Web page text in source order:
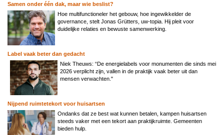
Samen onder één dak, maar wie beslist?
Hoe multifunctioneler het gebouw, hoe ingewikkelder de
governance, stelt Jonas Grütters, uw-topia. Hij pleit voor
duidelijke relaties en bewuste samenwerking.
Label vaak beter dan gedacht
Niek Theuws: “De energielabels voor monumenten die sinds mei
2026 verplicht zijn, vallen in de praktijk vaak beter uit dan
mensen verwachten."
Nijpend ruimtetekort voor huisartsen
Ondanks dat ze best wat kunnen betalen, kampen huisartsen
steeds vaker met een tekort aan praktijkruimte. Gemeenten
bieden hulp.